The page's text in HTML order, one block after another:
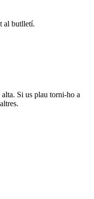
al butlletí.
Si us plau torni-ho a